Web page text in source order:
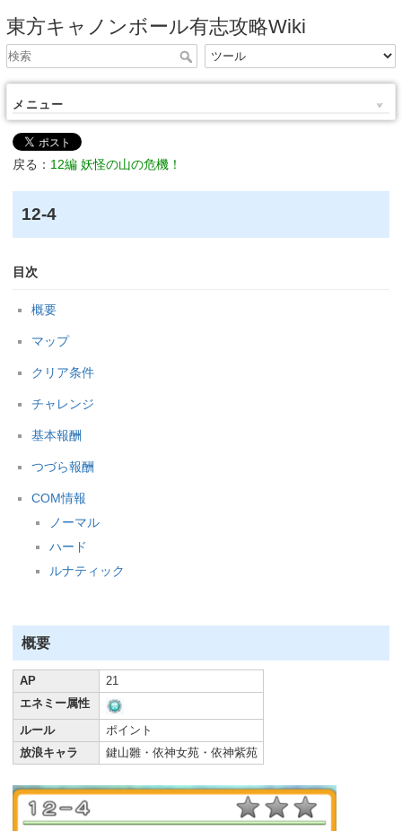
東方キャノンボール有志攻略Wiki
メニュー
戻る： 12編 妖怪の山の危機！
12-4
目次
概要
マップ
クリア条件
チャレンジ
基本報酬
つづら報酬
COM情報
ノーマル
ハード
ルナティック
概要
AP
21
エネミー属性
ルール
ポイント
放浪キャラ
鍵山雛・依神女苑・依神紫苑